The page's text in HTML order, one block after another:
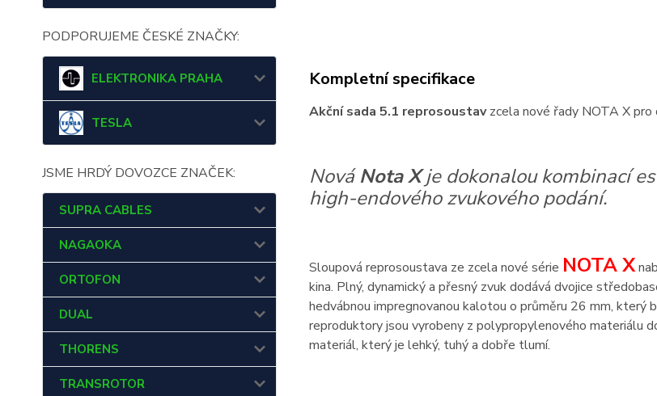
PODPORUJEME ČESKÉ ZNAČKY:
ELEKTRONIKA PRAHA
TESLA
JSME HRDÝ DOVOZCE ZNAČEK:
SUPRA CABLES
NAGAOKA
ORTOFON
DUAL
THORENS
TRANSROTOR
Kompletní specifikace
Akční sada 5.1 reprosoustavzcela nové řady NOTA X pro
NováNota Xje dokonalou kombinací
high-endového zvukového podání.
Sloupová reprosoustava ze zcela nové série NOTA X
kina. Plný, dynamický a přesný zvuk dodává dvojice
hedvábnou impregnovanou kalotou o průměru 26 mm, který
reproduktory jsou vyrobeny z polypropylenového materiálu
materiál, který je lehký, tuhý a dobře tlumí.